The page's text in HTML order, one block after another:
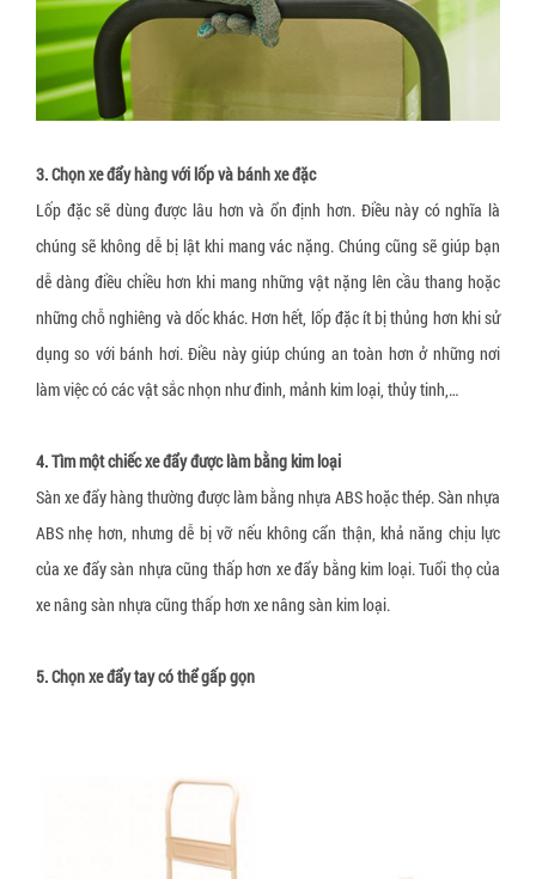
Pallet giấy tổ ong
Thùng quây carton
Vách ngăn thùng carton
Xốp định hình giãn nở
3. Chọn xe đẩy hàng với lốp và bánh xe đặc
Lốp đặc sẽ dùng được lâu hơn và ổn định hơn. Điều này có nghĩa là
chúng sẽ không dễ bị lật khi mang vác nặng. Chúng cũng sẽ giúp bạn
dễ dàng điều chiều hơn khi mang những vật nặng lên cầu thang hoặc
những chỗ nghiêng và dốc khác. Hơn hết, lốp đặc ít bị thủng hơn khi sử
dụng so với bánh hơi. Điều này giúp chúng an toàn hơn ở những nơi
làm việc có các vật sắc nhọn như đinh, mảnh kim loại, thủy tinh,…
4. Tìm một chiếc xe đẩy được làm bằng kim loại
Sàn xe đẩy hàng thường được làm bằng nhựa ABS hoặc thép. Sàn nhựa
ABS nhẹ hơn, nhưng dễ bị vỡ nếu không cẩn thận, khả năng chịu lực
của xe đẩy sàn nhựa cũng thấp hơn xe đẩy bằng kim loại. Tuổi thọ của
xe nâng sàn nhựa cũng thấp hơn xe nâng sàn kim loại.
5. Chọn xe đẩy tay có thể gấp gọn